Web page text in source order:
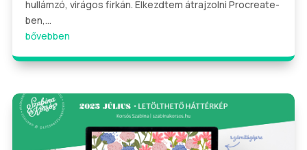
hullámzó, virágos firkán. Elkezdtem átrajzolni Procreate-
ben,...
bővebben